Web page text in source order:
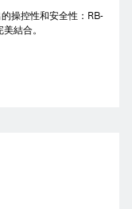
操控性和安全性：RB-
結合。